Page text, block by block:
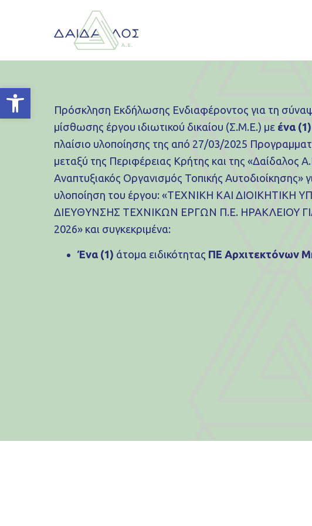
Ανοίξτε τη γραμμή εργαλείων
Πρόσκληση Εκδήλωσης Ενδιαφέροντος για τη
μίσθωσης έργου ιδιωτικού δικαίου (Σ.Μ.Ε.) με ένα
πλαίσιο υλοποίησης της από 27/03/2025
μεταξύ της Περιφέρειας Κρήτης και της «Δαίδαλος
Αναπτυξιακός Οργανισμός Τοπικής Αυτοδιοίκησης»
υλοποίηση του έργου: «ΤΕΧΝΙΚΗ ΚΑΙ ΔΙΟΙΚΗΤΙΚΗ
ΔΙΕΥΘΥΝΣΗΣ ΤΕΧΝΙΚΩΝ ΕΡΓΩΝ Π.Ε. ΗΡΑΚΛΕΙΟΥ
2026» και συγκεκριμένα:
Ένα (1) άτομα ειδικότητας ΠΕ Αρχιτεκτόνων